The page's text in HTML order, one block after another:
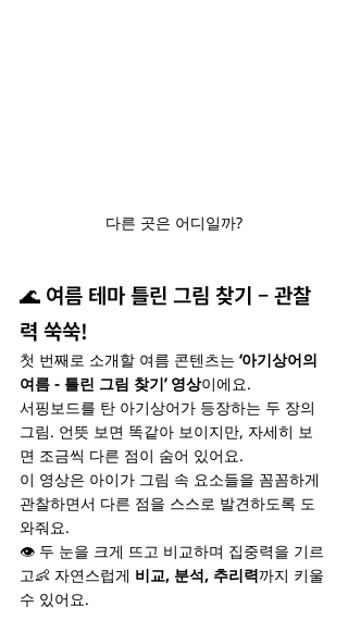
다른 곳은 어디일까?
🌊 여름 테마 틀린 그림 찾기 – 관찰
력 쑥쑥!
첫 번째로 소개할 여름 콘텐츠는 ‘아기상어의
여름 - 틀린 그림 찾기’ 영상이에요.
서핑보드를 탄 아기상어가 등장하는 두 장의
그림. 언뜻 보면 똑같아 보이지만, 자세히 보
면 조금씩 다른 점이 숨어 있어요.
이 영상은 아이가 그림 속 요소들을 꼼꼼하게
관찰하면서 다른 점을 스스로 발견하도록 도
와줘요.
👁️ 두 눈을 크게 뜨고 비교하며 집중력을 기르
고👶 자연스럽게 비교, 분석, 추리력까지 키울
수 있어요.